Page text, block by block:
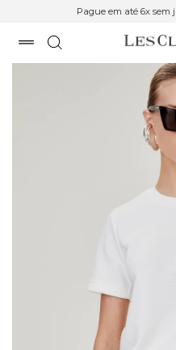
Pague em até 6x sem